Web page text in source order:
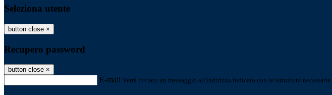
Seleziona utente
button close ×
Recupero password
button close ×
E-mail Verrà inviato un messaggio all'indirizzo indicato con le istruzioni necessarie.